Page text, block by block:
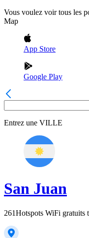
Vous voulez voir tous les
Map
App Store
Google Play
Entrez une VILLE
San Juan
261Hotspots WiFi gratuits